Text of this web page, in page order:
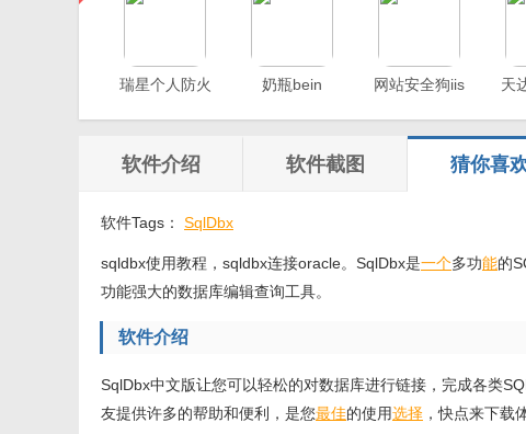
瑞星个人防火
奶瓶bein
网站安全狗iis
天
软件介绍 软件截图 猜你喜
软件Tags： SqlDbx
sqldbx使用教程，sqldbx连接oracle。SqlDbx是一个多功能的
功能强大的数据库编辑查询工具。
软件介绍
SqlDbx中文版让您可以轻松的对数据库进行链接，完成各类
友提供许多的帮助和便利，是您最佳的使用选择 ，快点来下载